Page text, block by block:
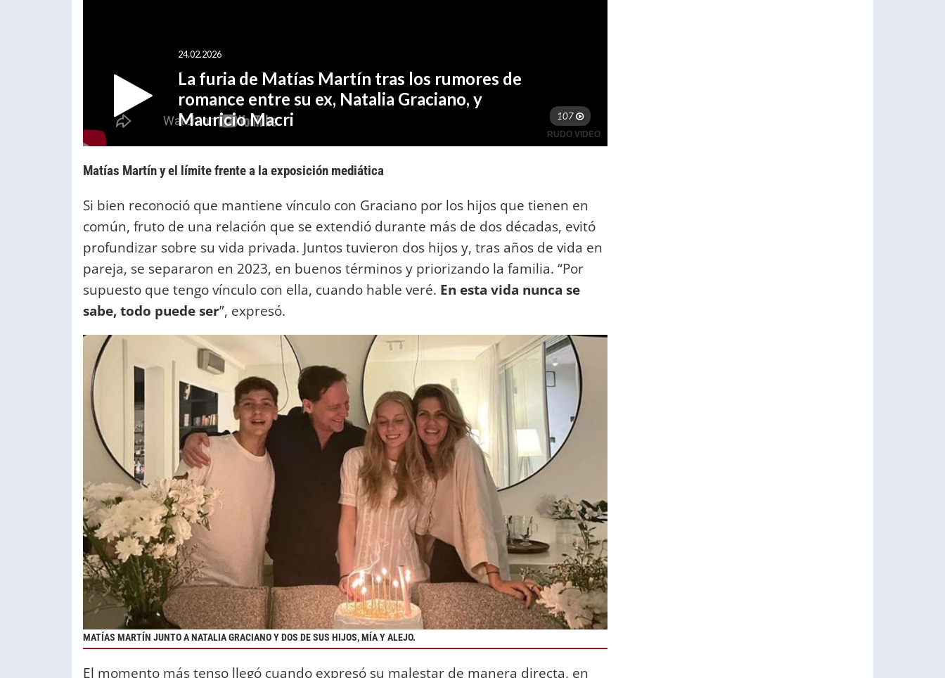
Matías Martín y el límite frente a la exposición mediática
Si bien reconoció que mantiene vínculo con Graciano por los hijos que tienen en
común, fruto de una relación que se extendió durante más de dos décadas, evitó
profundizar sobre su vida privada. Juntos tuvieron dos hijos y, tras años de vida en
pareja, se separaron en 2023, en buenos términos y priorizando la familia. “Por
supuesto que tengo vínculo con ella, cuando hable veré. En esta vida nunca se
sabe, todo puede ser”, expresó.
MATÍAS MARTÍN JUNTO A NATALIA GRACIANO Y DOS DE SUS HIJOS, MÍA Y ALEJO.
El momento más tenso llegó cuando expresó su malestar de manera directa, en